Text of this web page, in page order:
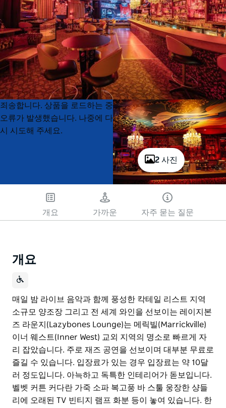
2 사진
Product
List
Product
List
죄송합니다. 상품을 로드하는 중
오류가 발생했습니다. 나중에 다
시 시도해 주세요.
개요 가까운 자주 묻는 질문
개요
매일 밤 라이브 음악과 함께 풍성한 칵테일 리스트 지역
소규모 양조장 그리고 전 세계 와인을 선보이는 레이지본
즈 라운지(Lazybones Lounge)는 메릭빌(Marrickville)
이너 웨스트(Inner West) 교외 지역의 명소로 빠르게 자
리 잡았습니다. 주로 재즈 공연을 선보이며 대부분 무료로
즐길 수 있습니다. 입장료가 있는 경우 입장료는 약 10달
러 정도입니다. 아늑하고 독특한 인테리어가 돋보입니다.
벨벳 커튼 커다란 가죽 소파 복고풍 바 스툴 웅장한 샹들
리에 오래된 TV 빈티지 램프 화분 등이 놓여 있습니다. 한